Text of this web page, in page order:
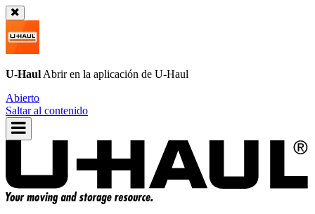
U-Haul Abrir en la aplicación de U-Haul
Abierto
Saltar al contenido